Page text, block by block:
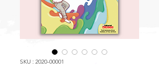
SKU : 2020-00001